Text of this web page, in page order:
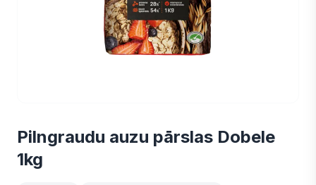
Pilngraudu auzu pārslas Dobele
1kg